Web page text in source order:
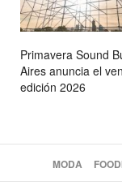
Primavera Sound
Aires anuncia el
edición 2026
MODA